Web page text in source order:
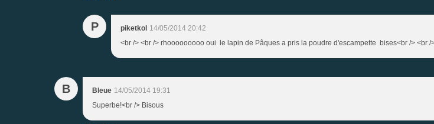
P piketkol 14/05/2014 20:42
<br /> <br /> rhooooooooo oui le lapin de Pâques a pris la poudre d'escampette bises<br /> <br /
B Bleue 14/05/2014 19:31
Superbe!<br /> Bisous